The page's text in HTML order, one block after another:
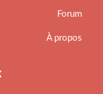
Forum
À propos